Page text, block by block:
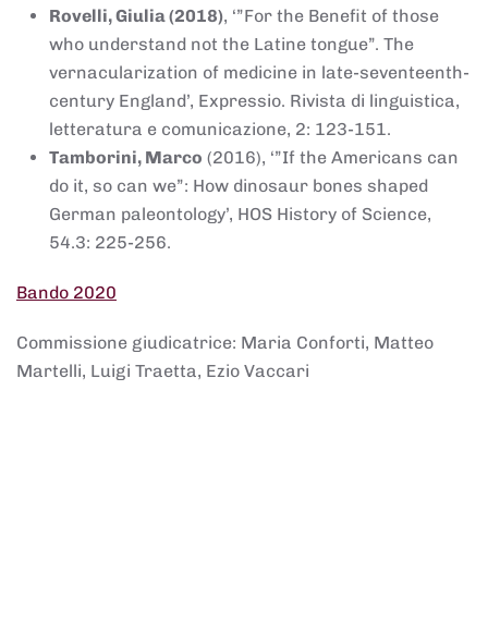
Rovelli, Giulia (2018), ‘”For the Benefit of those
who understand not the Latine tongue”. The
vernacularization of medicine in late-seventeenth-
century England’, Expressio. Rivista di linguistica,
letteratura e comunicazione, 2: 123-151.
Tamborini, Marco (2016), ‘”If the Americans can
do it, so can we”: How dinosaur bones shaped
German paleontology’, HOS History of Science,
54.3: 225-256.
Bando 2020
Commissione giudicatrice: Maria Conforti, Matteo
Martelli, Luigi Traetta, Ezio Vaccari